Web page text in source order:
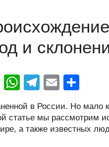
и
Vi
er
W
h
at
s
T
e
gr
E
ail р
а
в России. Но мало
статье мы рассмотрим
а также известных